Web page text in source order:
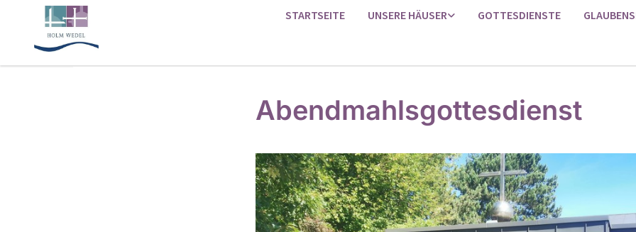
STARTSEITE UNSERE HÄUSER GOTTESDIENSTE
Abendmahlsgottesdienst